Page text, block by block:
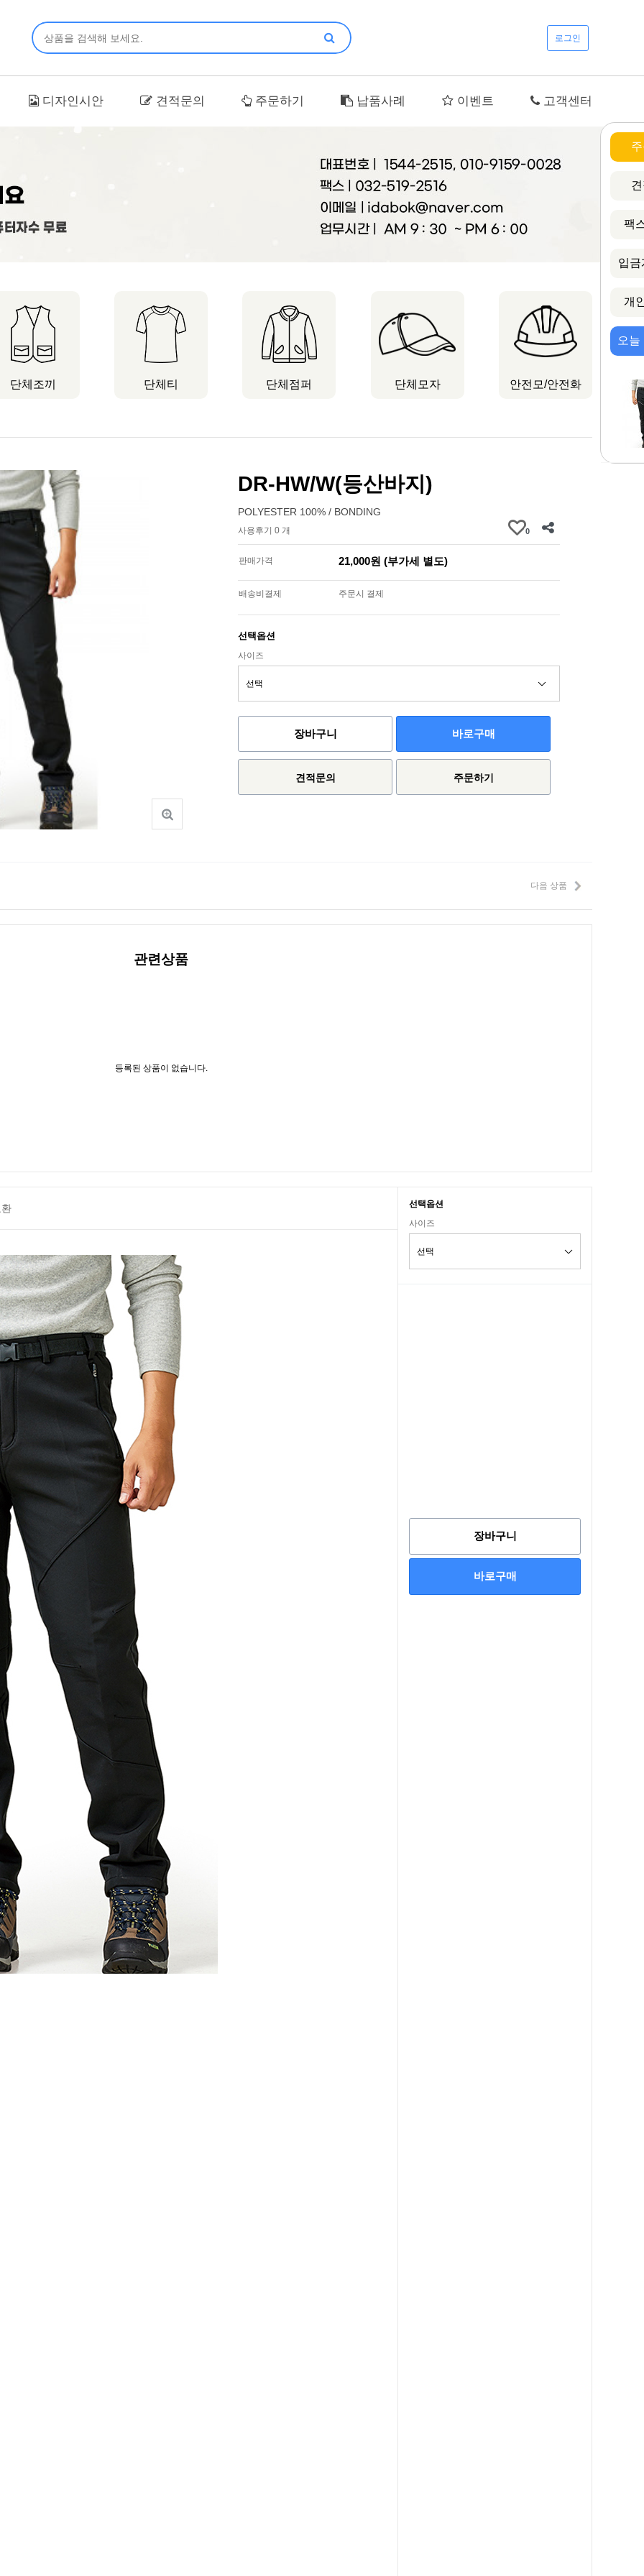
로그인
디자인시안 견적문의 주문하기 납품사례 이벤트 고객센터
팩
입금
개
오
단체조끼 단체티 단체점퍼 단체모자 안전모/안전화
DR-HW/W(등산바지)
POLYESTER 100% / BONDING
사용후기 0 개 0
판매가격 21,000원 (부가세 별도)
배송비결제 주문시 결제
선택옵션
사이즈
장바구니 바로구매
견적문의 주문하기
다음 상품
관련상품
등록된 상품이 없습니다.
선택옵션
사이즈
장바구니
바로구매